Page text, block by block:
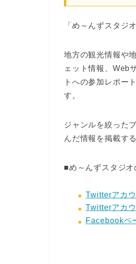
「め～んずスタジ
地方の観光情報や
ェット情報、Web
トへの参加レポー
す。
ジャンルを絞った
んだ情報を掲載す
■め～んずスタジ
Twitterアカ
Twitterアカ
Facebookペ